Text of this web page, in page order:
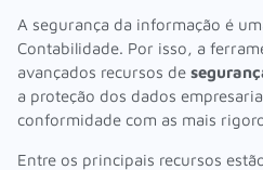
A segurança da informação é
Contabilidade. Por isso, a
avançados recursos de
a proteção dos dados
conformidade com as mais
Entre os principais recursos